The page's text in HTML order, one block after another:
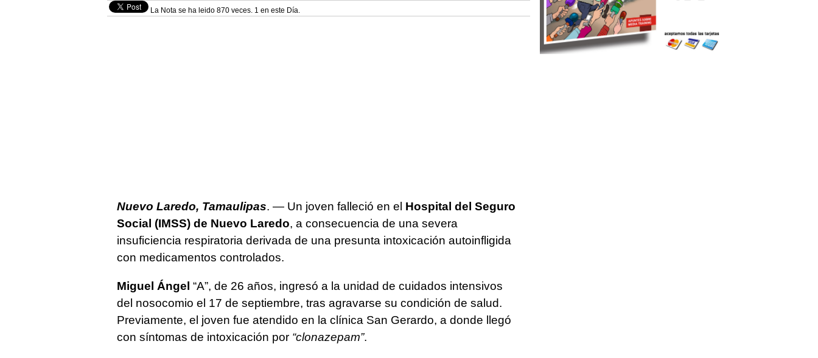
La Nota se ha leido 870 veces. 1 en este Día.
Nuevo Laredo, Tamaulipas. — Un joven falleció en el Hospital del Seguro
Social (IMSS) de Nuevo Laredo, a consecuencia de una severa
insuficiencia respiratoria derivada de una presunta intoxicación autoinfligida
con medicamentos controlados.
Miguel Ángel “A”, de 26 años, ingresó a la unidad de cuidados intensivos
del nosocomio el 17 de septiembre, tras agravarse su condición de salud.
Previamente, el joven fue atendido en la clínica San Gerardo, a donde llegó
con síntomas de intoxicación por “clonazepam”.